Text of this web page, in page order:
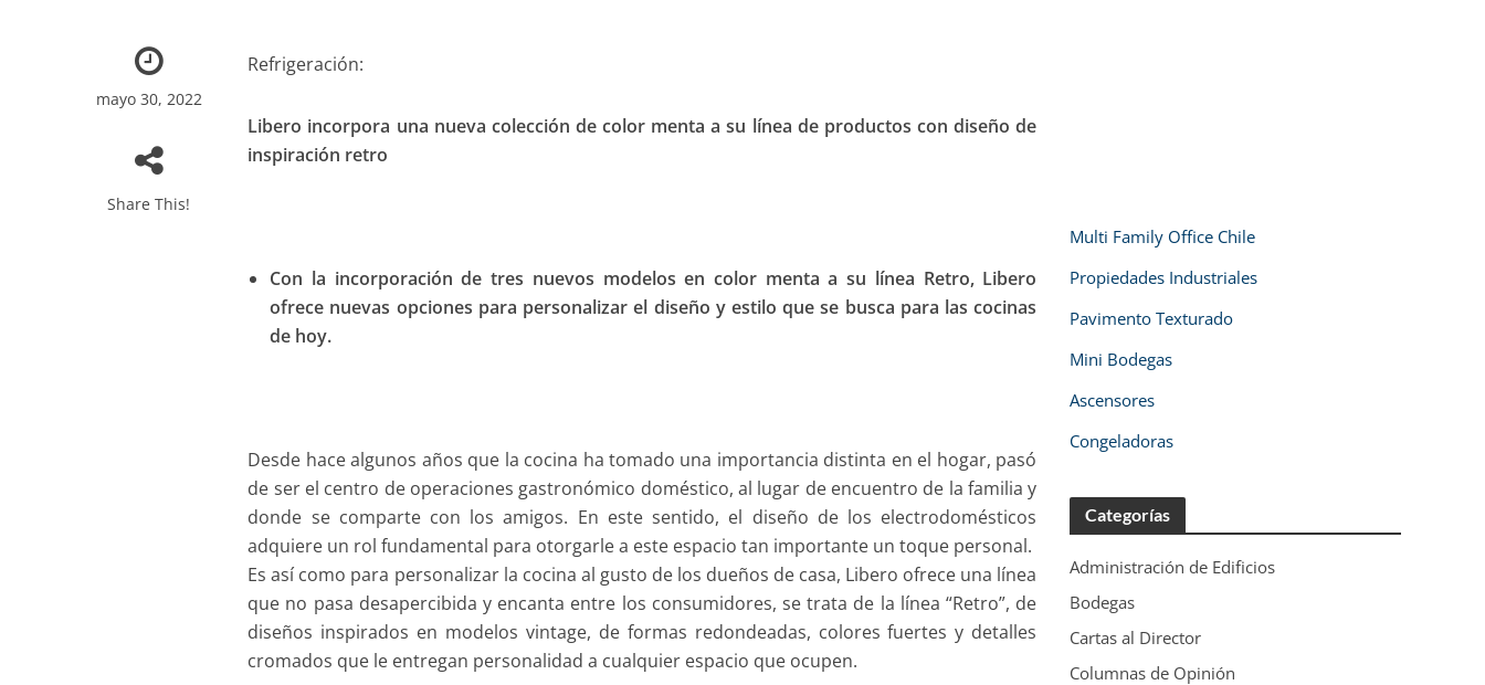
mayo 30, 2022
Share This!
Refrigeración:
Libero incorpora una nueva colección de color menta a su línea de productos con diseño de
inspiración retro
Con la incorporación de tres nuevos modelos en color menta a su línea Retro, Libero
ofrece nuevas opciones para personalizar el diseño y estilo que se busca para las cocinas
de hoy.
Desde hace algunos años que la cocina ha tomado una importancia distinta en el hogar, pasó
de ser el centro de operaciones gastronómico doméstico, al lugar de encuentro de la familia y
donde se comparte con los amigos. En este sentido, el diseño de los electrodomésticos
adquiere un rol fundamental para otorgarle a este espacio tan importante un toque personal.
Es así como para personalizar la cocina al gusto de los dueños de casa, Libero ofrece una línea
que no pasa desapercibida y encanta entre los consumidores, se trata de la línea “Retro”, de
diseños inspirados en modelos vintage, de formas redondeadas, colores fuertes y detalles
cromados que le entregan personalidad a cualquier espacio que ocupen.
Multi Family Office Chile
Propiedades Industriales
Pavimento Texturado
Mini Bodegas
Ascensores
Congeladoras
Categorías
Administración de Edificios
Bodegas
Cartas al Director
Columnas de Opinión